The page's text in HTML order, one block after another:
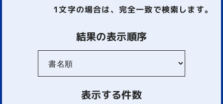
1文字の場合は、完全一致で検索します。
結果の表示順序
表示する件数